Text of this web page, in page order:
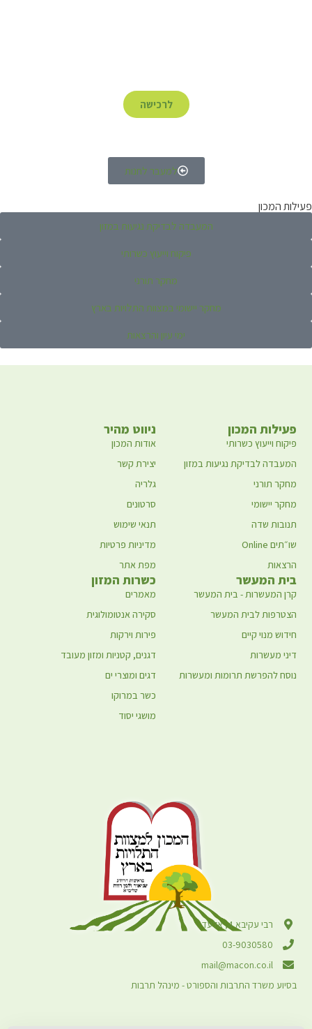
לרכישה
למעבר לחנות
פעילות המכון
המעבדה לבדיקת נגיעות במזון
פיקוח וייעוץ כשרותי
מחקר תורני
מחקר יישומי במצוות התלויות בארץ
ימי עיון והרצאות
רבי עקיבא 4, אלעד
03-9030580
mail@macon.co.il
בסיוע משרד התרבות והספורט - מינהל תרבות
ניווט מהיר
אודות המכון
יצירת קשר
גלריה
סרטונים
תנאי שימוש
מדיניות פרטיות
מפת אתר
פעילות המכון
פיקוח וייעוץ כשרותי
המעבדה לבדיקת נגיעות במזון
מחקר תורני
מחקר יישומי
תנובות שדה
שו״תים Online
הרצאות
כשרות המזון
מאמרים
סקירה אנטומולוגית
פירות וירקות
דגנים, קטניות ומזון מעובד
דגים ומוצרי ים
כשר במרוקו
מושגי יסוד
בית המעשר
קרן המעשרות - בית המעשר
הצטרפות לבית המעשר
חידוש מנוי קיים
דיני מעשרות
נוסח להפרשת תרומות ומעשרות